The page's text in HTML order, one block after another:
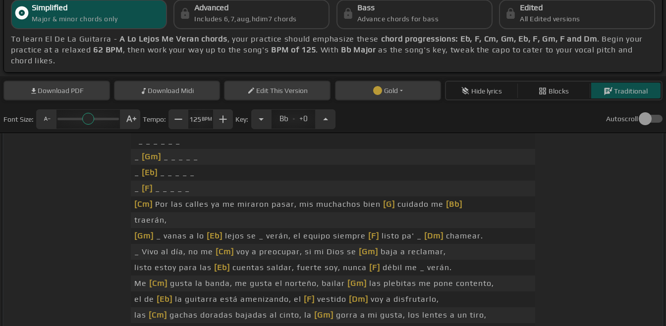
Simplified
Major & minor chords only
Advanced
Includes 6,7,aug,hdim7 chords
Bass
Advance chords for bass
Edited
All Edited versions
To learn El De La Guitarra -A Lo Lejos Me Veran chords, your practice should emphasize these chord progressions: Eb, F, Cm, Gm, Eb, F, Gm, F and Dm. Begin your
practice at a relaxed 62 BPM, then work your way up to the song's BPM of 125. With Bb Major as the song's key, tweak the capo to cater to your vocal pitch and
chord likes.
Download PDF Download Midi EditThis Version Gold Hide lyrics Blocks Traditional
Font Size: Tempo: 125 BPM Key: Bb . +0 Autoscroll
[Gm]
[Eb]
[F]
[Cm] Por las calles ya me miraron pasar, mis muchachos bien [G] cuidado me [Bb]
traerán,
[Gm]
_ vanas a lo [Eb] lejos se _ verán, el equipo siempre [F] listo pa' _ [Dm] chamear.
_ Vivo al día, no me [Cm] voy a preocupar, si mi Dios se [Gm] baja a reclamar,
listo estoy para las [Eb] cuentas saldar, fuerte soy, nunca [F] débil me _ verán.
Me [Cm] gusta la banda, me gusta el norteño, bailar [Gm] las plebitas me pone contento,
el de [Eb] la guitarra está amenizando, el [F] vestido [Dm] voy a disfrutarlo,
las [Cm] gachas doradas bajadas al cinto, la [Gm] gorra a mi gusta, los lentes a un tiro,